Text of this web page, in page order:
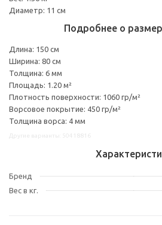
Диаметр: 11 см
Подробнее о
Длина: 150 см
Ширина: 80 см
Толщина: 6 мм
Площадь: 1.20 м²
Плотность поверхности: 1060 гр/м²
Ворсовое покрытие: 450 гр/м²
Толщина ворса: 4 мм
Бренд
Вес в кг.